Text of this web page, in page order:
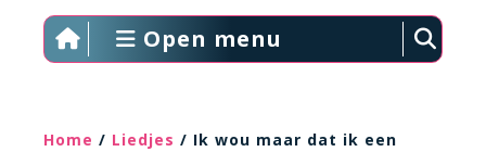
Open menu
Home / Liedjes / Ik wou maar dat ik een